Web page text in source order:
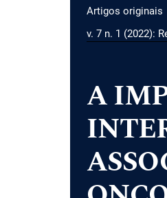
Artigos originais
v. 7 n. 1 (2022):
A